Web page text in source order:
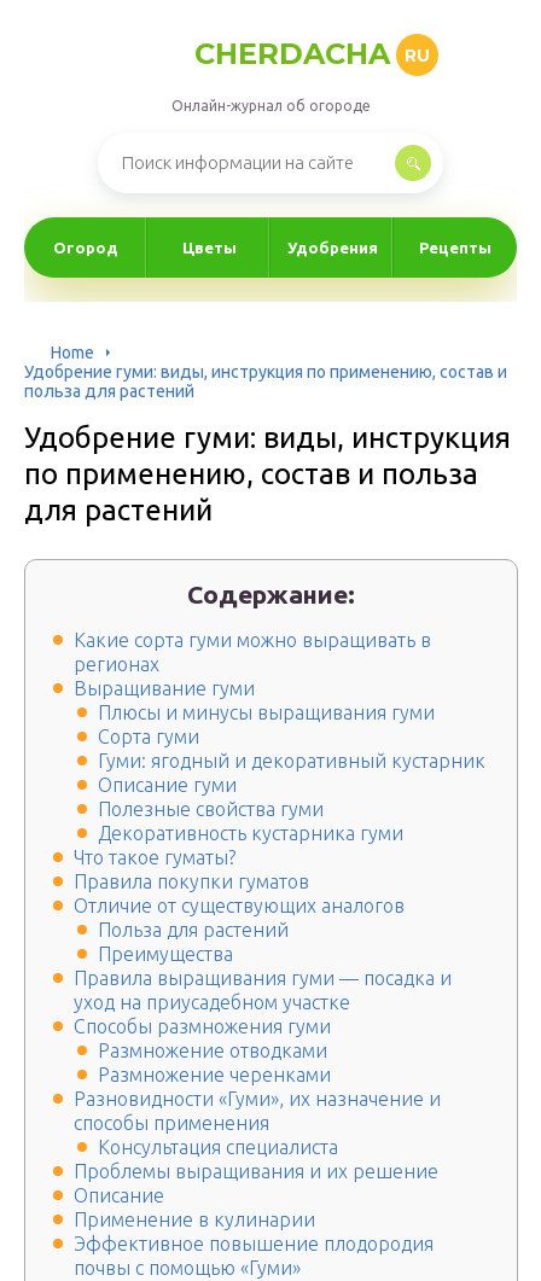
CHERDACHA RU
Онлайн-журнал об огороде
Огород Цветы Удобрения Рецепты
Home
Удобрение гуми: виды, инструкция по применению, состав и
польза для растений
Удобрение гуми: виды, инструкция
по применению, состав и польза
для растений
Содержание:
Какие сорта гуми можно выращивать в
регионах
Выращивание гуми
Плюсы и минусы выращивания гуми
Сорта гуми
Гуми: ягодный и декоративный кустарник
Описание гуми
Полезные свойства гуми
Декоративность кустарника гуми
Что такое гуматы?
Правила покупки гуматов
Отличие от существующих аналогов
Польза для растений
Преимущества
Правила выращивания гуми — посадка и
уход на приусадебном участке
Способы размножения гуми
Размножение отводками
Размножение черенками
Разновидности «Гуми», их назначение и
способы применения
Консультация специалиста
Проблемы выращивания и их решение
Описание
Применение в кулинарии
Эффективное повышение плодородия
почвы с помощью «Гуми»